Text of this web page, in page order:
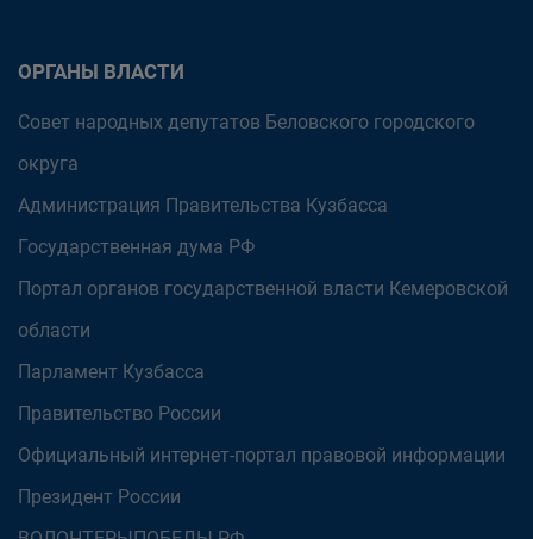
ОРГАНЫ ВЛАСТИ
Совет народных депутатов Беловского городского
округа
Администрация Правительства Кузбасса
Государственная дума РФ
Портал органов государственной власти Кемеровской
области
Парламент Кузбасса
Правительство России
Официальный интернет-портал правовой информации
Президент России